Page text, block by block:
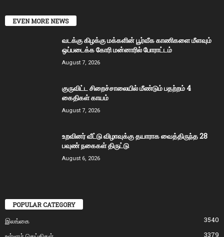
EVEN MORE NEWS
வடக்கு கிழக்கு மக்களின் பூர்வீக காணிகளை மீளவும்
ஒப்படைக்க கோரி மன்னாரில் போராட்டம்
August 7, 2026
குருவிட்ட சிறைச்சாலையில் மீண்டும் பதற்றம் 4
கைதிகள் காயம்
August 7, 2026
உறவினர் வீட்டு விழாவுக்கு தயாராக வைத்திருந்த 28
பவுண் நகைகள் திருட்டு
August 6, 2026
POPULAR CATEGORY
இலங்கை
3540
3379